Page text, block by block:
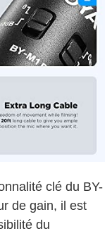
clé du BY-
de gain, il est
du